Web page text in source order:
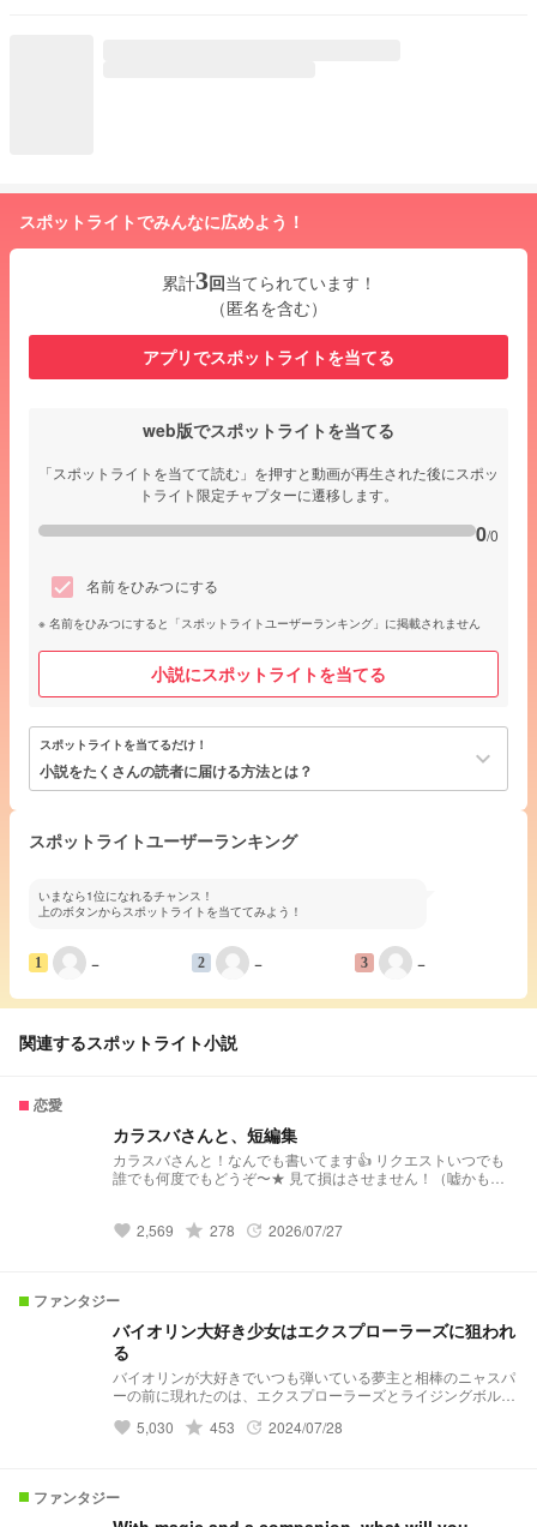
スポットライトでみんなに広めよう！
累計3回当てられています！
（匿名を含む）
アプリでスポットライトを当てる
web版でスポットライトを当てる
「スポットライトを当てて読む」を押すと動画が再生された後にスポッ
トライト限定チャプターに遷移します。
0/0
名前をひみつにする
名前をひみつにすると「スポットライトユーザーランキング」に掲載されません
小説にスポットライトを当てる
スポットライトを当てるだけ！
小説をたくさんの読者に届ける方法とは？ keyboard_arrow_down
スポットライトユーザーランキング
いまなら1位になれるチャンス！
上のボタンからスポットライトを当ててみよう！
1 − 2 − 3 −
関連するスポットライト小説
恋愛
カラスバさんと、短編集
カラスバさんと！なんでも書いてます👍️ リクエストいつでも
誰でも何度でもどうぞ〜★ 見て損はさせません！（嘘かも）
favorite 2,569 grade 278 update 2026/07/27
ファンタジー
バイオリン大好き少女はエクスプローラーズに狙われ
る
バイオリンが大好きでいつも弾いている夢主と相棒のニャスパ
ーの前に現れたのは、エクスプローラーズとライジングボルテ
密 第3章 5大魔族を探して 第4章 救うために 4.5章 明日へ続く
favorite 5,030 grade 453 update 2024/07/28
ファンタジー